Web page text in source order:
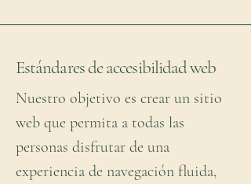
Estándares de accesibilidad web
Nuestro objetivo es crear un sitio
web que permita a todas las
personas disfrutar de una
experiencia de navegación fluida,